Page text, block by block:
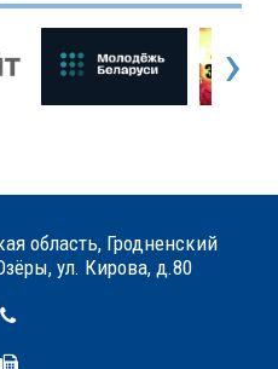
›
область, Гродненский
ул. Кирова, д.80